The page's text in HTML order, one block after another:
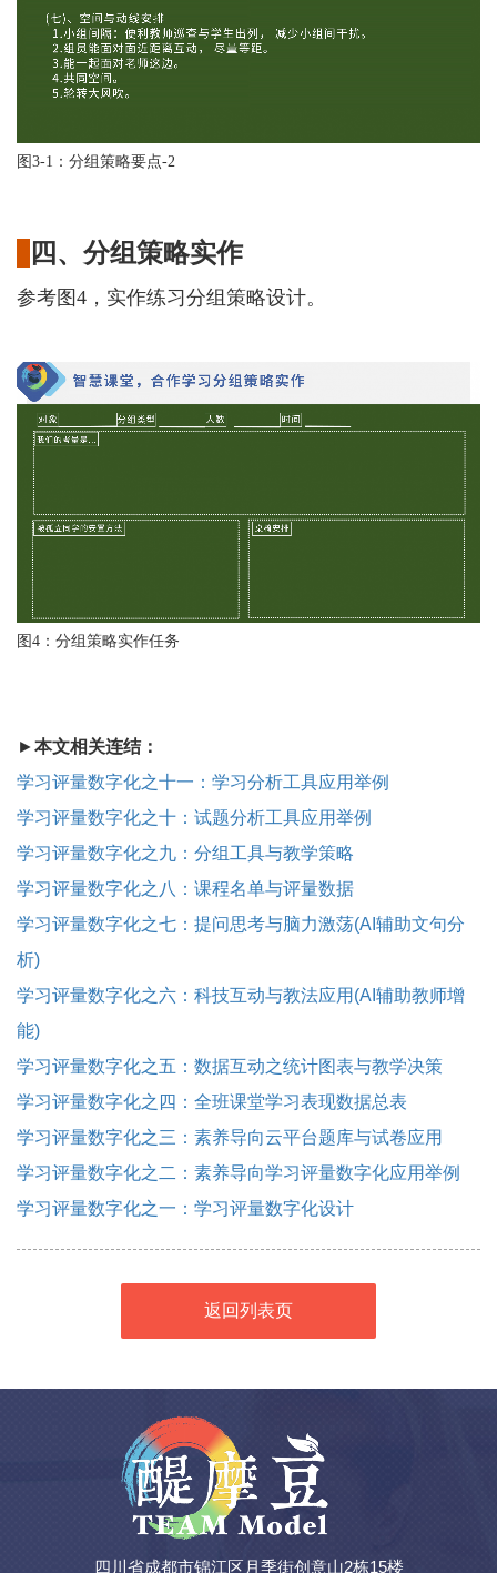
图3-1：分组策略要点-2
四、分组策略实作
参考图4，实作练习分组策略设计。
图4：分组策略实作任务
►本文相关连结：
学习评量数字化之十一：学习分析工具应用举例
学习评量数字化之十：试题分析工具应用举例
学习评量数字化之九：分组工具与教学策略
学习评量数字化之八：课程名单与评量数据
学习评量数字化之七：提问思考与脑力激荡(AI辅助文句分
析)
学习评量数字化之六：科技互动与教法应用(AI辅助教师增
能)
学习评量数字化之五：数据互动之统计图表与教学决策
学习评量数字化之四：全班课堂学习表现数据总表
学习评量数字化之三：素养导向云平台题库与试卷应用
学习评量数字化之二：素养导向学习评量数字化应用举例
学习评量数字化之一：学习评量数字化设计
返回列表页
四川省成都市锦江区月季街创意山2栋15楼